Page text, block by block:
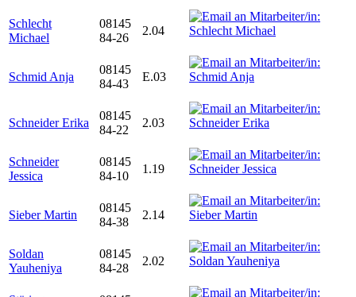
Schlecht
Michael
08145
84-26
2.04
Schmid Anja
08145
84-43
E.03
Schneider Erika
08145
84-22
2.03
Schneider
Jessica
08145
84-10
1.19
Sieber Martin
08145
84-38
2.14
Soldan
Yauheniya
08145
84-28
2.02